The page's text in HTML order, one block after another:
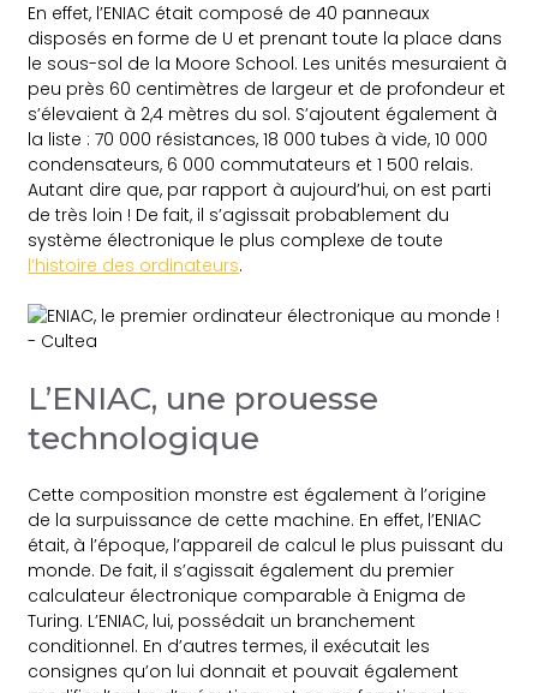
En effet, l’ENIAC était composé de 40 panneaux
disposés en forme de U et prenant toute la place dans
le sous-sol de la Moore School. Les unités mesuraient à
peu près 60 centimètres de largeur et de profondeur et
s’élevaient à 2,4 mètres du sol. S’ajoutent également à
la liste : 70 000 résistances, 18 000 tubes à vide, 10 000
condensateurs, 6 000 commutateurs et 1 500 relais.
Autant dire que, par rapport à aujourd’hui, on est parti
de très loin ! De fait, il s’agissait probablement du
système électronique le plus complexe de toute
l’histoire des ordinateurs.
L’ENIAC, une prouesse
technologique
Cette composition monstre est également à l’origine
de la surpuissance de cette machine. En effet, l’ENIAC
était, à l’époque, l’appareil de calcul le plus puissant du
monde. De fait, il s’agissait également du premier
calculateur électronique comparable à Enigma de
Turing. L’ENIAC, lui, possédait un branchement
conditionnel. En d’autres termes, il exécutait les
consignes qu’on lui donnait et pouvait également